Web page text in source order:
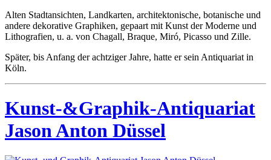
Alten Stadtansichten, Landkarten, architektonische, botanische und
andere dekorative Graphiken, gepaart mit Kunst der Moderne und
Lithografien, u. a. von Chagall, Braque, Miró, Picasso und Zille.
Später, bis Anfang der achtziger Jahre, hatte er sein Antiquariat in
Köln.
Kunst-&Graphik-Antiquariat
Jason Anton Düssel